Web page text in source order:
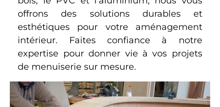
offrons des solutions durables et
esthétiques pour votre aménagement
intérieur. Faites confiance à notre
expertise pour donner vie à vos projets
de menuiserie sur mesure.